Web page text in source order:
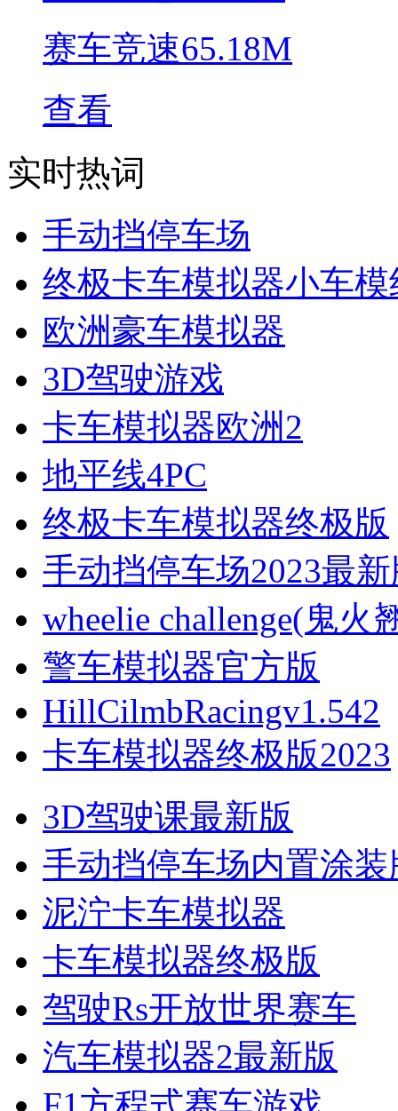
赛车竞速65.18M
查看
实时热词
手动挡停车场
终极卡车模拟器小车模
欧洲豪车模拟器
3D驾驶游戏
卡车模拟器欧洲2
地平线4PC
终极卡车模拟器终极版
手动挡停车场2023最
wheelie challenge(鬼火
警车模拟器官方版
HillCilmbRacingv1.542
卡车模拟器终极版2023
3D驾驶课最新版
手动挡停车场内置涂装
泥泞卡车模拟器
卡车模拟器终极版
驾驶Rs开放世界赛车
汽车模拟器2最新版